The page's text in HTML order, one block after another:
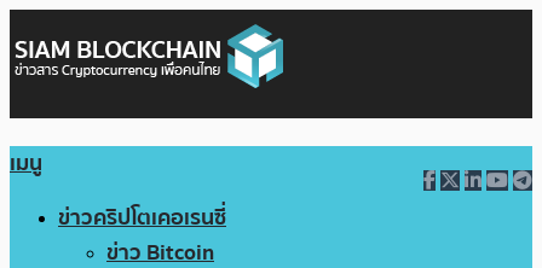
เมนู
ข่าวคริปโตเคอเรนซี่
ข่าว Bitcoin